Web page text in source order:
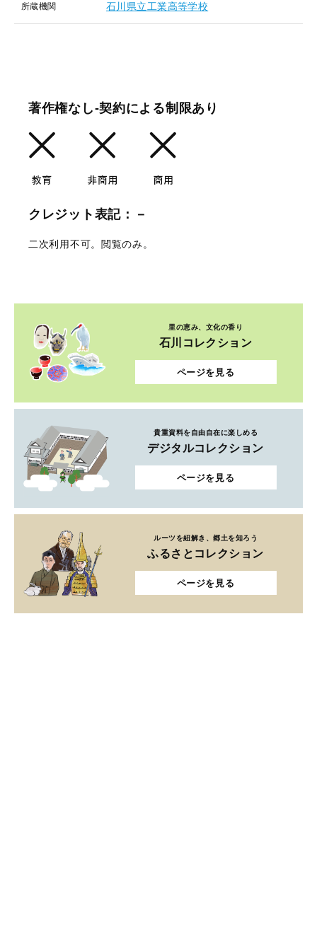
所蔵機関 石川県立工業高等学校
著作権なし-契約による制限あり
クレジット表記：－
二次利用不可。閲覧のみ。
里の恵み、文化の香り
石川コレクション
ページを見る
貴重資料を自由自在に楽しめる
デジタルコレクション
ページを見る
ルーツを紐解き、郷土を知ろう
ふるさとコレクション
ページを見る